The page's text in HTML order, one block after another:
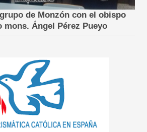
de Monzón con el obispo
mons. Ángel Pérez Pueyo